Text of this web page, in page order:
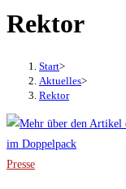
Rektor
Start>
Aktuelles>
Rektor
Presse